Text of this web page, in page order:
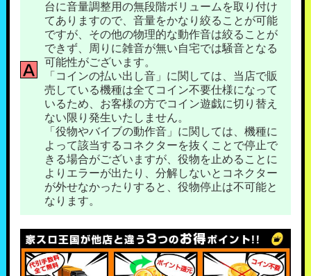
台に音量調整用の無段階ボリュームを取り付け
てありますので、音量をかなり絞ることが可能
ですが、その他の物理的な動作音は絞ることが
できず、周りに雑音が無い自宅では騒音となる
可能性がございます。
「コインの払い出し音」に関しては、当店で販
売している機種は全てコイン不要仕様になって
いるため、お客様の方でコイン遊戯に切り替え
ない限り発生いたしません。
「役物やバイブの動作音」に関しては、機種に
よって該当するコネクターを抜くことで停止で
きる場合がございますが、役物を止めることに
よりエラーが出たり、分解しないとコネクター
が外せなかったりすると、役物停止は不可能と
なります。